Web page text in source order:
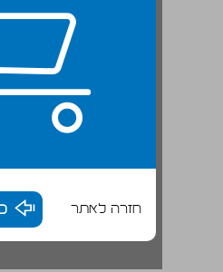
חזרה לאתר